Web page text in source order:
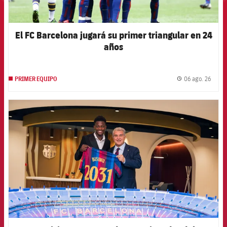
El FC Barcelona jugará su primer triangular en 24
años
PRIMER EQUIPO 06 ago. 26